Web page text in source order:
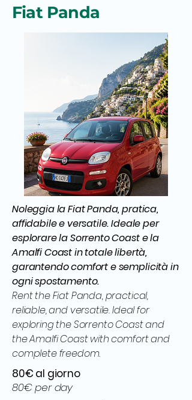
Fiat Panda
Noleggia la Fiat Panda, pratica,
affidabile e versatile. Ideale per
esplorare la Sorrento Coast e la
Amalfi Coast in totale libertà,
garantendo comfort e semplicità in
ogni spostamento.
Rent the Fiat Panda, practical,
reliable, and versatile. Ideal for
exploring the Sorrento Coast and
the Amalfi Coast with comfort and
complete freedom.
80€ al giorno
80€ per day